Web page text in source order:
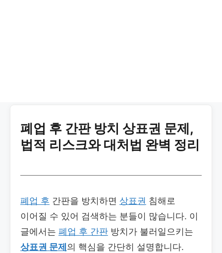
폐업 후 간판 방치 상표권 문제,
법적 리스크와 대처법 완벽 정리
폐업 후 간판을 방치하면 상표권 침해로
이어질 수 있어 검색하는 분들이 많습니다. 이
글에서는 폐업 후 간판 방치가 불러일으키는
상표권 문제 의 핵심을 간단히 설명합니다.